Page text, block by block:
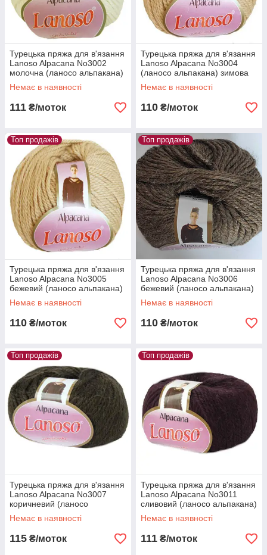
Турецька пряжа для в'язання
Lanoso Alpacana No3002
молочна (ланосо альпакана)
зимова пряжа
Немає в наявності
111 ₴/моток
Турецька пряжа для в'язання
Lanoso Alpacana No3004
(ланосо альпакана) зимова
пряжа
Немає в наявності
110 ₴/моток
Топ продажів
Турецька пряжа для в'язання
Lanoso Alpacana No3005
бежевий (ланосо альпакана)
зимова пряжа
Немає в наявності
110 ₴/моток
Топ продажів
Турецька пряжа для в'язання
Lanoso Alpacana No3006
бежевий (ланосо альпакана)
зимова пряжа
Немає в наявності
110 ₴/моток
Топ продажів
Турецька пряжа для в'язання
Lanoso Alpacana No3007
коричневий (ланосо
альпакана) зимова пряжа
Немає в наявності
115 ₴/моток
Топ продажів
Турецька пряжа для в'язання
Lanoso Alpacana No3011
сливовий (ланосо альпакана)
зимова пряжа
Немає в наявності
111 ₴/моток